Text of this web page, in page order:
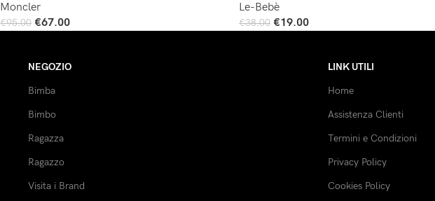
Moncler
€95.00 €67.00
Le-Bebè
€38.00 €19.00
NEGOZIO
Bimba
Bimbo
Ragazza
Ragazzo
Visita i Brand
LINK UTILI
Home
Assistenza Clienti
Termini e Condizioni
Privacy Policy
Cookies Policy